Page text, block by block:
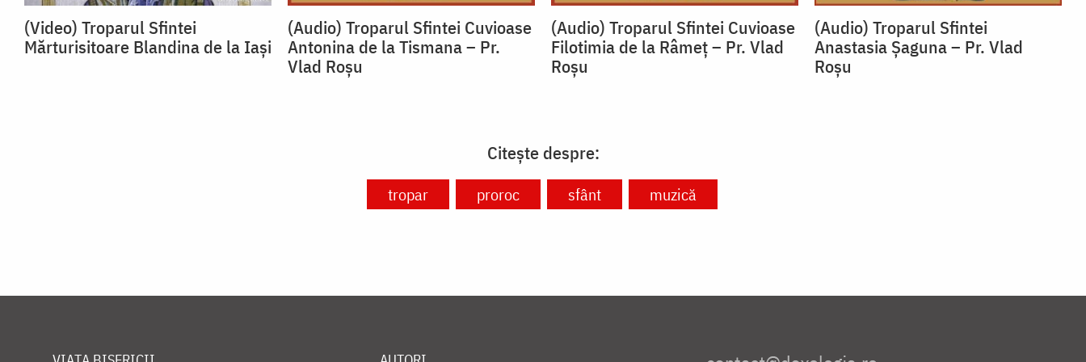
(Video) Troparul Sfintei
Mărturisitoare Blandina de la Iași
(Audio) Troparul Sfintei Cuvioase
Antonina de la Tismana – Pr.
Vlad Roșu
(Audio) Troparul Sfintei Cuvioase
Filotimia de la Râmeț – Pr. Vlad
Roșu
(Audio) Troparul Sfintei
Anastasia Șaguna – Pr. Vlad
Roșu
Citește despre:
tropar proroc sfânt muzică